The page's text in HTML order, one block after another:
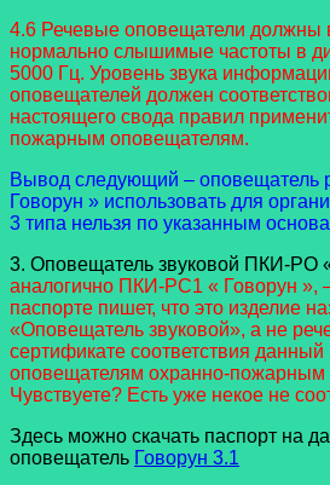
4.6 Речевые оповещатели должны
нормально слышимые частоты в
5000 Гц. Уровень звука
оповещателей должен
настоящего свода правил
пожарным оповещателям.
Вывод следующий – оповещатель
Говорун » использовать для
3 типа нельзя по указанным
3. Оповещатель звуковой ПКИ-РО
аналогично ПКИ-РС1 « Говорун »,
паспорте пишет, что это изделие
«Оповещатель звуковой», а не
сертификате соответствия
оповещателям охранно-
Чувствуете? Есть уже некое не
Здесь можно скачать паспорт на
оповещатель Говорун 3.1